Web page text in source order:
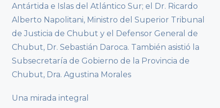
Antártida e Islas del Atlántico Sur; el Dr. Ricardo
Alberto Napolitani, Ministro del Superior Tribunal
de Justicia de Chubut y el Defensor General de
Chubut, Dr. Sebastián Daroca. También asistió la
Subsecretaría de Gobierno de la Provincia de
Chubut, Dra. Agustina Morales
Una mirada integral